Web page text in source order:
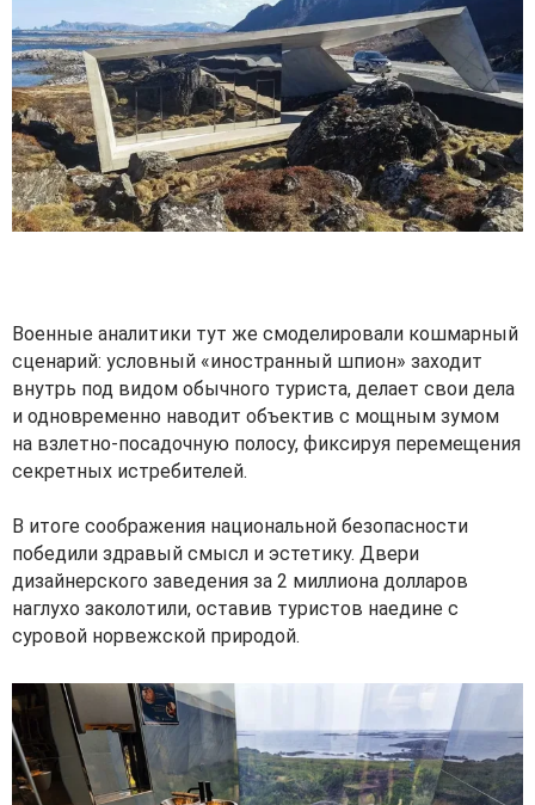
Военные аналитики тут же смоделировали кошмарный
сценарий: условный «иностранный шпион» заходит
внутрь под видом обычного туриста, делает свои дела
и одновременно наводит объектив с мощным зумом
на взлетно-посадочную полосу, фиксируя перемещения
секретных истребителей.
В итоге соображения национальной безопасности
победили здравый смысл и эстетику. Двери
дизайнерского заведения за 2 миллиона долларов
наглухо заколотили, оставив туристов наедине с
суровой норвежской природой.